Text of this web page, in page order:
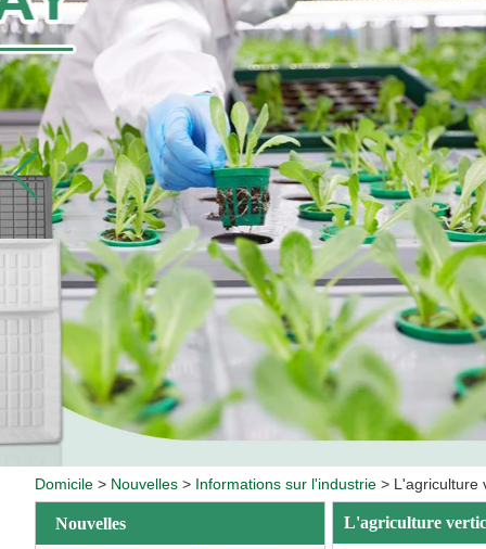
Domicile > Nouvelles > Informations sur l'industrie > L'agriculture
Nouvelles L'agriculture